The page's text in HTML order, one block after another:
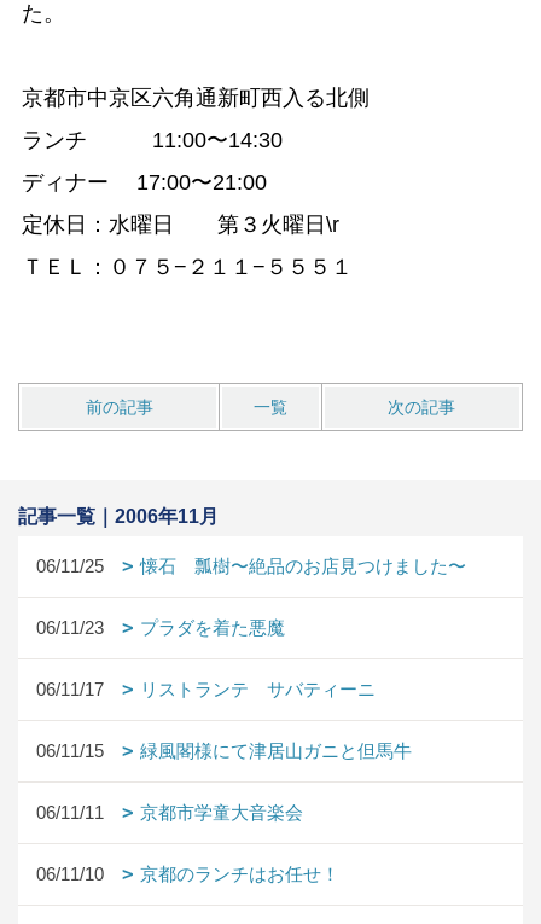
た。
京都市中京区六角通新町西入る北側
ランチ 11:00〜14:30
ディナー 17:00〜21:00
定休日：水曜日 第３火曜日\r
ＴＥＬ：０７５−２１１−５５５１
前の記事 一覧 次の記事
記事一覧｜2006年11月
06/11/25 懐石 瓢樹〜絶品のお店見つけました〜
06/11/23 プラダを着た悪魔
06/11/17 リストランテ サバティーニ
06/11/15 緑風閣様にて津居山ガニと但馬牛
06/11/11 京都市学童大音楽会
06/11/10 京都のランチはお任せ！